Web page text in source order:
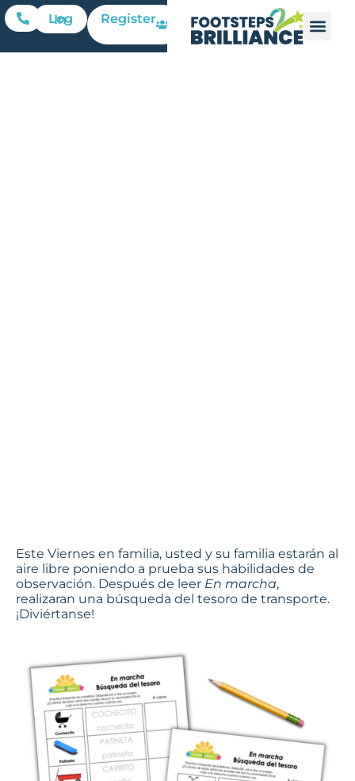
Log In Register
Este Viernes en familia, usted y su familia estarán al
aire libre poniendo a prueba sus habilidades de
observación. Después de leer En marcha,
realizaran una búsqueda del tesoro de transporte.
¡Diviértanse!